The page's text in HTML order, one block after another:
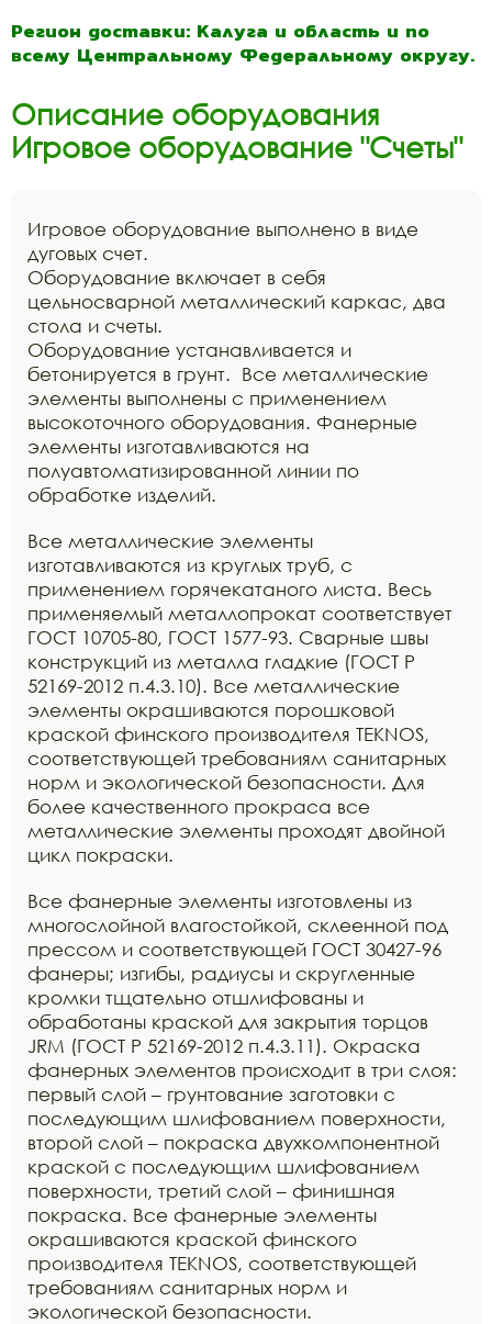
Регион доставки: Калуга и область и по
всему Центральному Федеральному округу.
Описание оборудования
Игровое оборудование "Счеты"
Игровое оборудование выполнено в виде
дуговых счет.
Оборудование включает в себя
цельносварной металлический каркас, два
стола и счеты.
Оборудование устанавливается и
бетонируется в грунт. Все металлические
элементы выполнены с применением
высокоточного оборудования. Фанерные
элементы изготавливаются на
полуавтоматизированной линии по
обработке изделий.
Все металлические элементы
изготавливаются из круглых труб, с
применением горячекатаного листа. Весь
применяемый металлопрокат соответствует
ГОСТ 10705-80, ГОСТ 1577-93. Сварные швы
конструкций из металла гладкие (ГОСТ Р
52169-2012 п.4.3.10). Все металлические
элементы окрашиваются порошковой
краской финского производителя TEKNOS,
соответствующей требованиям санитарных
норм и экологической безопасности. Для
более качественного прокраса все
металлические элементы проходят двойной
цикл покраски.
Все фанерные элементы изготовлены из
многослойной влагостойкой, склеенной под
прессом и соответствующей ГОСТ 30427-96
фанеры; изгибы, радиусы и скругленные
кромки тщательно отшлифованы и
обработаны краской для закрытия торцов
JRM (ГОСТ Р 52169-2012 п.4.3.11). Окраска
фанерных элементов происходит в три слоя:
первый слой – грунтование заготовки с
последующим шлифованием поверхности,
второй слой – покраска двухкомпонентной
краской с последующим шлифованием
поверхности, третий слой – финишная
покраска. Все фанерные элементы
окрашиваются краской финского
производителя TEKNOS, соответствующей
требованиям санитарных норм и
экологической безопасности.